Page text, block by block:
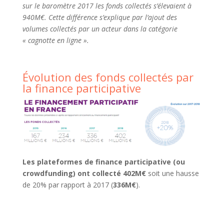
sur le baromètre 2017 les fonds collectés s’élevaient à
940M€. Cette différence s’explique par l’ajout des
volumes collectés par un acteur dans la catégorie
« cagnotte en ligne ».
Évolution des fonds collectés par
la finance participative
Les plateformes de finance participative (ou
crowdfunding) ont collecté 402M€soit une hausse
de 20% par rapport à 2017 (336M€).